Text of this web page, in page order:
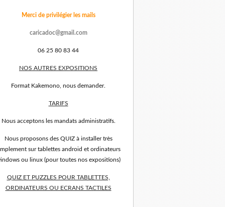
Merci de privilégier les mails
caricadoc@gmail.com
06 25 80 83 44
NOS AUTRES EXPOSITIONS
Format Kakemono, nous demander.
TARIFS
Nous acceptons les mandats administratifs.
Nous proposons des QUIZ à installer très
sur tablettes android et ordinateurs
ou linux (pour toutes nos expositions)
QUIZ ET PUZZLES POUR TABLETTES,
ORDINATEURS OU ECRANS TACTILES